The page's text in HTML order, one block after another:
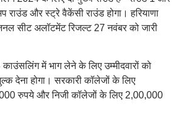
राउंड और स्ट्रे वैकेंसी राउंड होगा। हरियाणा
सीट अलॉटमेंट रिजल्ट 27 नवंबर को जारी
काउंसलिंग में भाग लेने के लिए उम्मीदवारों को
देना होगा। सरकारी कॉलेजों के लिए
रुपये और निजी कॉलेजों के लिए 2,00,000